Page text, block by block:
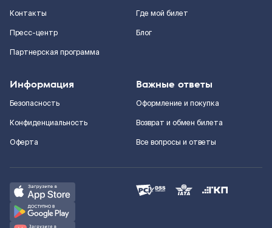
Контакты
Пресс-центр
Партнерская программа
Где мой билет
Блог
Информация
Безопасность
Конфиденциальность
Оферта
Важные ответы
Оформление и покупка
Возврат и обмен билета
Все вопросы и ответы